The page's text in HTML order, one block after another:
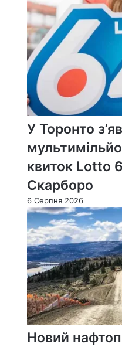
У Торонто
квиток Lotto
Скарборо
6 Серпня 2026
Новий